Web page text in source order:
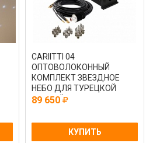
CARIITTI 04
ОПТОВОЛОКОННЫЙ
КОМПЛЕКТ ЗВЕЗДНОЕ
НЕБО ДЛЯ ТУРЕЦКОЙ
ПАРНОЙ CRYSTAL STAR С
89 650
КУПИТЬ